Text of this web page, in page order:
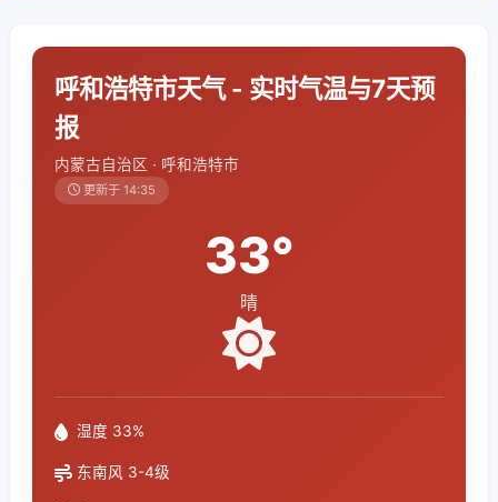
呼和浩特市天气 - 实时气温与7天预
报
内蒙古自治区 · 呼和浩特市
更新于 14:35
33°
晴
湿度 33%
东南风 3-4级